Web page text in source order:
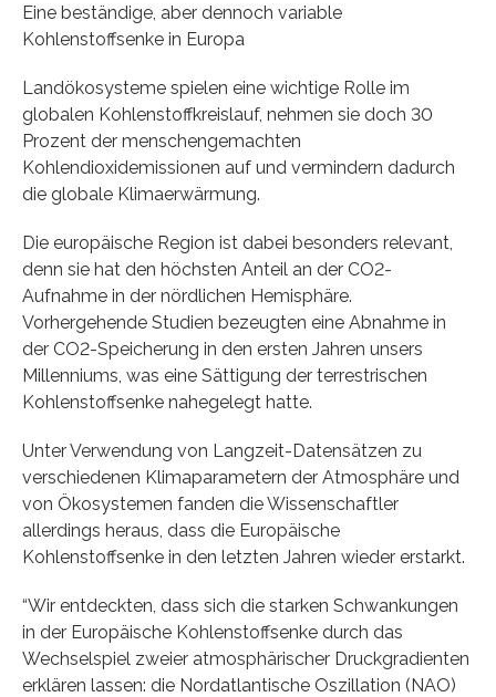
Eine beständige, aber dennoch variable
Kohlenstoffsenke in Europa
Landökosysteme spielen eine wichtige Rolle im
globalen Kohlenstoffkreislauf, nehmen sie doch 30
Prozent der menschengemachten
Kohlendioxidemissionen auf und vermindern dadurch
die globale Klimaerwärmung.
Die europäische Region ist dabei besonders relevant,
denn sie hat den höchsten Anteil an der CO2-
Aufnahme in der nördlichen Hemisphäre.
Vorhergehende Studien bezeugten eine Abnahme in
der CO2-Speicherung in den ersten Jahren unsers
Millenniums, was eine Sättigung der terrestrischen
Kohlenstoffsenke nahegelegt hatte.
Unter Verwendung von Langzeit-Datensätzen zu
verschiedenen Klimaparametern der Atmosphäre und
von Ökosystemen fanden die Wissenschaftler
allerdings heraus, dass die Europäische
Kohlenstoffsenke in den letzten Jahren wieder erstarkt.
“Wir entdeckten, dass sich die starken Schwankungen
in der Europäische Kohlenstoffsenke durch das
Wechselspiel zweier atmosphärischer Druckgradienten
erklären lassen: die Nordatlantische Oszillation (NAO)